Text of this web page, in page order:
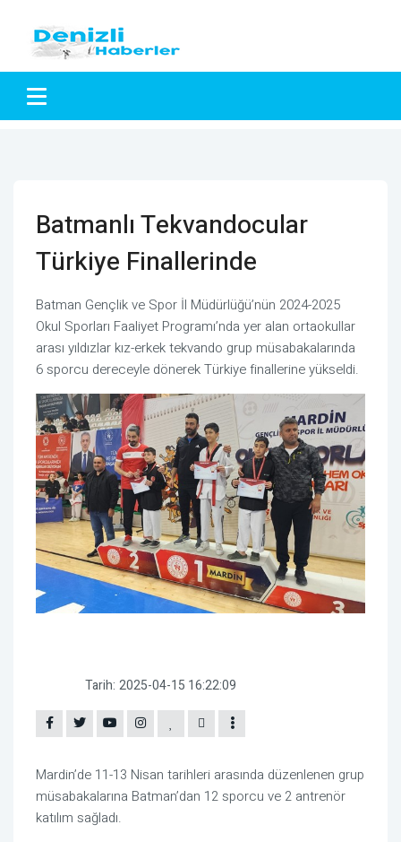
Batmanlı Tekvandocular
Türkiye Finallerinde
Batman Gençlik ve Spor İl Müdürlüğü’nün 2024-2025
Okul Sporları Faaliyet Programı’nda yer alan ortaokullar
arası yıldızlar kız-erkek tekvando grup müsabakalarında
6 sporcu dereceyle dönerek Türkiye finallerine yükseldi.
Tarih: 2025-04-15 16:22:09
Mardin’de 11-13 Nisan tarihleri arasında düzenlenen grup
müsabakalarına Batman’dan 12 sporcu ve 2 antrenör
katılım sağladı.